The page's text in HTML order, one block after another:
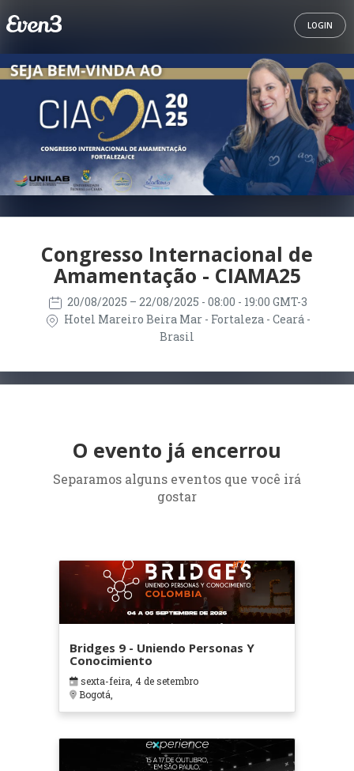
LOGIN
Congresso Internacional de
Amamentação - CIAMA25
20/08/2025 – 22/08/2025 - 08:00 - 19:00 GMT-3
Hotel Mareiro Beira Mar - Fortaleza - Ceará -
Brasil
O evento já encerrou
Separamos alguns eventos que você irá
gostar
Bridges 9 - Uniendo Personas Y
Conocimiento
sexta-feira, 4 de setembro
Bogotá,